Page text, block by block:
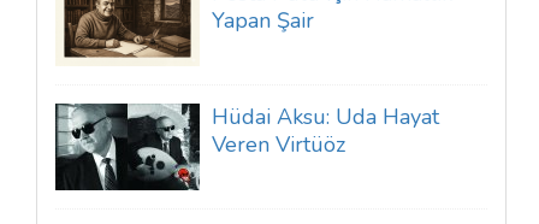
Yapan Şair
Hüdai Aksu: Uda Hayat
Veren Virtüöz